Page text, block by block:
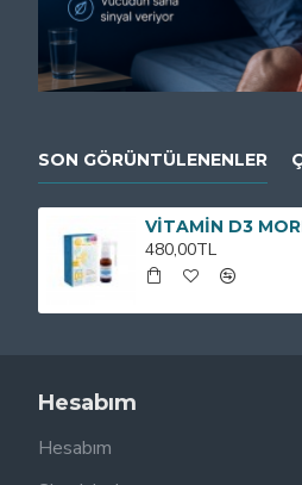
SON GÖRÜNTÜLENENLER
VİTAMİN D3
480,00TL
Hesabım
Hesabım